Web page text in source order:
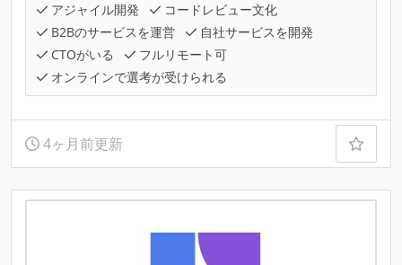
アジャイル開発
コードレビュー文化
B2Bのサービスを運営
自社サービスを開発
CTOがいる
フルリモート可
オンラインで選考が受けられる
4ヶ月前更新